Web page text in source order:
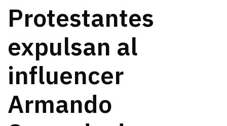
Protestantes
expulsan al
influencer
Armando